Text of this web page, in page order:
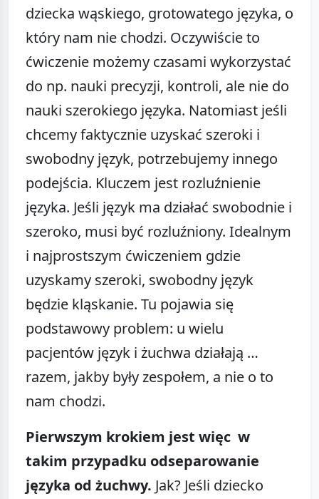
dziecka wąskiego, grotowatego języka, o
który nam nie chodzi. Oczywiście to
ćwiczenie możemy czasami wykorzystać
do np. nauki precyzji, kontroli, ale nie do
nauki szerokiego języka. Natomiast jeśli
chcemy faktycznie uzyskać szeroki i
swobodny język, potrzebujemy innego
podejścia. Kluczem jest rozluźnienie
języka. Jeśli język ma działać swobodnie i
szeroko, musi być rozluźniony. Idealnym
i najprostszym ćwiczeniem gdzie
uzyskamy szeroki, swobodny język
będzie kląskanie. Tu pojawia się
podstawowy problem: u wielu
pacjentów język i żuchwa działają …
razem, jakby były zespołem, a nie o to
nam chodzi.
Pierwszym krokiem jest więc w
takim przypadku odseparowanie
języka od żuchwy. Jak? Jeśli dziecko